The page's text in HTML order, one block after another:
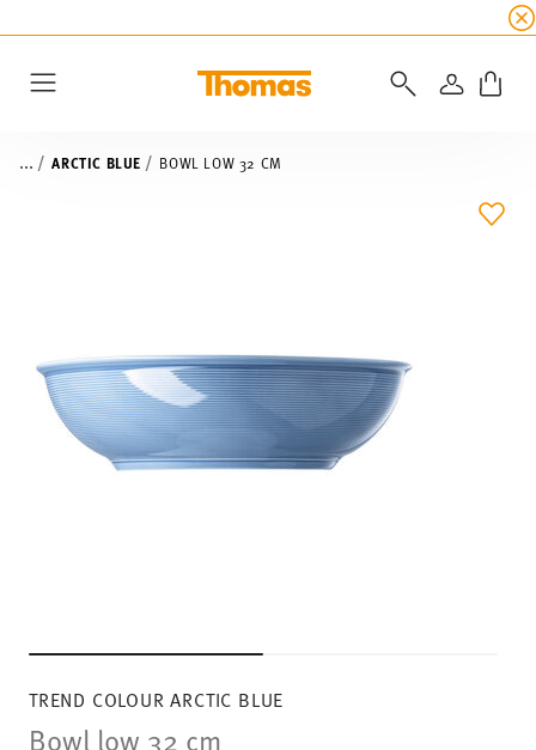
all
LOGIN
... ARCTIC BLUE BOWL LOW 32 CM
TREND COLOUR ARCTIC BLUE
Bowl low 32 cm
ADD